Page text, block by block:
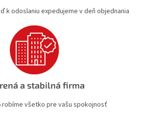
v
p
i
s
u
k odoslaniu expedujeme v deň objednania
a stabilná firma
robíme všetko pre vašu spokojnosť